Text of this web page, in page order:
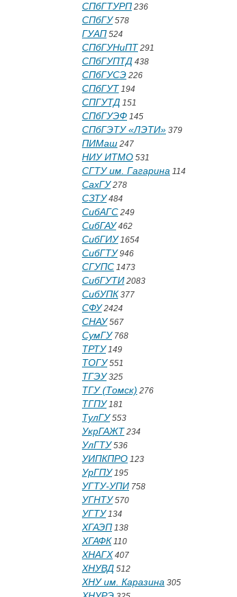
СПбГТУРП 236
СПбГУ578
ГУАП 524
СПбГУНиПТ 291
СПбГУПТД 438
СПбГУСЭ 226
СПбГУТ 194
СПГУТД 151
СПбГУЭФ 145
СПбГЭТУ «ЛЭТИ» 379
ПИМаш 247
НИУ ИТМО 531
СГТУ им. Гагарина 114
СахГУ278
СЗТУ484
СибАГС 249
СибГАУ462
СибГИУ1654
СибГТУ946
СГУПС 1473
СибГУТИ 2083
СибУПК 377
СФУ2424
СНАУ567
СумГУ768
ТРТУ149
ТОГУ551
ТГЭУ325
ТГУ (Томск) 276
ТГПУ181
ТулГУ553
УкрГАЖТ 234
УлГТУ536
УИПКПРО 123
УрГПУ195
УГТУ-УПИ 758
УГНТУ570
УГТУ134
ХГАЭП 138
ХГАФК 110
ХНАГХ 407
ХНУВД 512
ХНУ им. Каразина 305